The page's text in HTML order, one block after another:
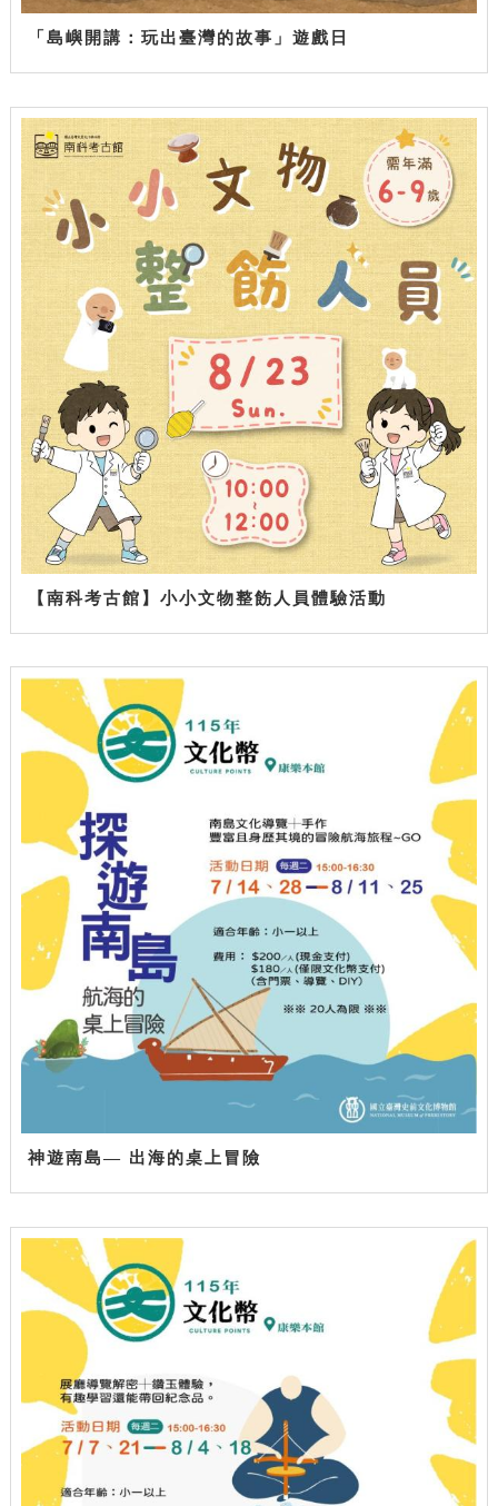
「島嶼開講：玩出臺灣的故事」遊戲日
【南科考古館】小小文物整飭人員體驗活動
神遊南島— 出海的桌上冒險